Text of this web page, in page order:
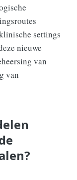
settings
nieuwe
van
van